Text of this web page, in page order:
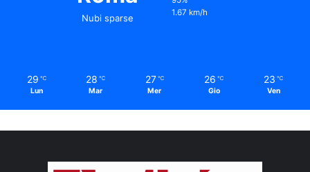
Nubi sparse
1.67 km/h
29 ℃
Lun
28 ℃
Mar
27 ℃
Mer
26 ℃
Gio
23 ℃
Ven